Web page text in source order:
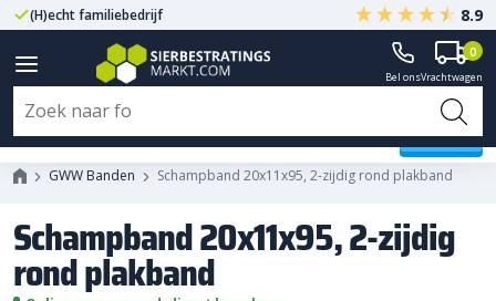
(H)echt familiebedrijf Gegarandeerd A-kwaliteit
8.9
Bel onsVrachtwagen
0
GWW Banden Schampband 20x11x95, 2-zijdig rond plakband
Schampband 20x11x95, 2-zijdig
rond plakband
Schampband 20x11x95, 2-zijdig
rond plakband